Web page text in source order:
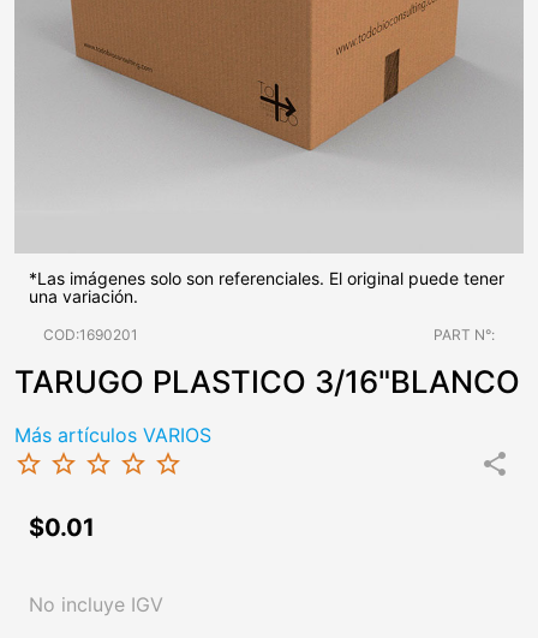
*Las imágenes solo son referenciales. El original puede tener
una variación.
COD:1690201 PART N°:
TARUGO PLASTICO 3/16"BLANCO
Más artículos VARIOS
star_border star_border star_border star_border star_border share
$0.01
No incluye IGV